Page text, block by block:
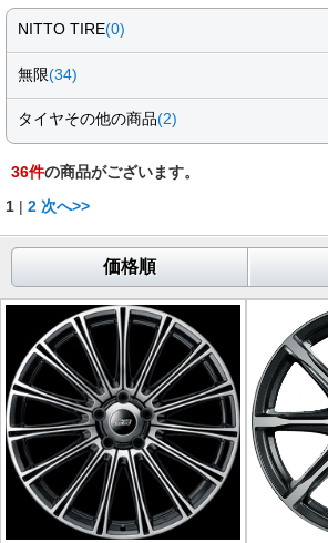
NITTO TIRE(0)
無限(34)
タイヤその他の商品(2)
36件の商品がございます。
1 | 2 次へ>>
価格順